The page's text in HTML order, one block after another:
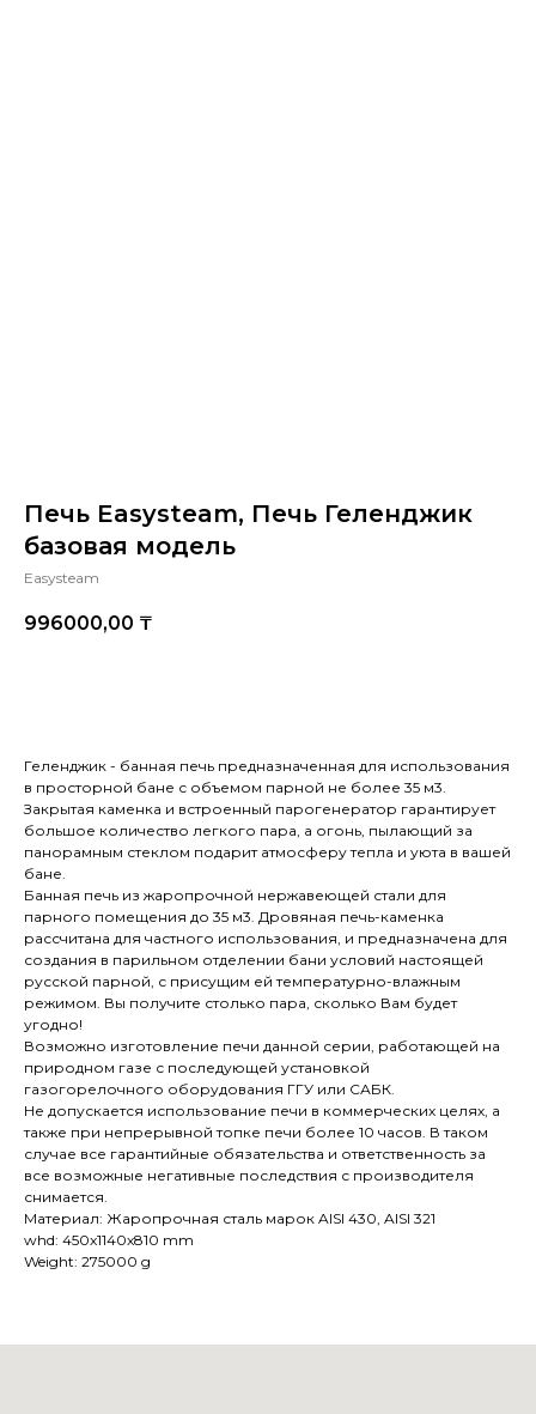
Печь Easysteam, Печь Геленджик
базовая модель
Easysteam
996000,00 ₸
Геленджик - банная печь предназначенная для использования
в просторной бане с объемом парной не более 35 м3.
Закрытая каменка и встроенный парогенератор гарантирует
большое количество легкого пара, а огонь, пылающий за
панорамным стеклом подарит атмосферу тепла и уюта в вашей
бане.
Банная печь из жаропрочной нержавеющей стали для
парного помещения до 35 м3. Дровяная печь-каменка
рассчитана для частного использования, и предназначена для
создания в парильном отделении бани условий настоящей
русской парной, с присущим ей температурно-влажным
режимом. Вы получите столько пара, сколько Вам будет
угодно!
Возможно изготовление печи данной серии, работающей на
природном газе с последующей установкой
газогорелочного оборудования ГГУ или САБК.
Не допускается использование печи в коммерческих целях, а
также при непрерывной топке печи более 10 часов. В таком
случае все гарантийные обязательства и ответственность за
все возможные негативные последствия с производителя
снимается.
Материал: Жаропрочная сталь марок AISI 430, AISI 321
whd: 450x1140x810 mm
Weight: 275000 g